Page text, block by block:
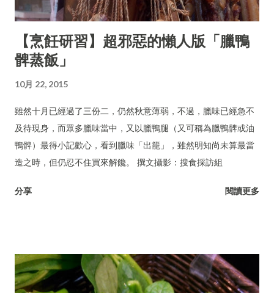
【烹飪研習】超邪惡的懶人版「臘鴨
髀蒸飯」
10月 22, 2015
雖然十月已經過了三份二，仍然秋意薄弱，不過，臘味已經急不
及待現身，而眾多臘味當中，又以臘鴨腿（又可稱為臘鴨髀或油
鴨髀）最得小記歡心，看到臘味「出籠」，雖然明知尚未算最當
造之時，但仍忍不住買來解饞。 撰文攝影：搜食採訪組
分享 閱讀更多